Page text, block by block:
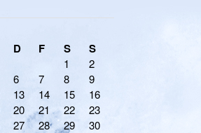
D F S S
1
2
6 7 8
9
13 14 15
16
20 21 22
23
27 28 29
30